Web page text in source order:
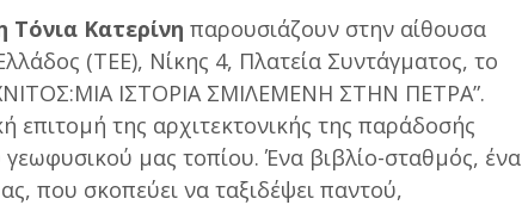
Τόνια Κατερίνηπαρουσιάζουν στην αίθουσα
(ΤΕΕ), Νίκης 4, Πλατεία Συντάγματος, το
ΙΣΤΟΡΙΑ ΣΜΙΛΕΜΕΝΗ ΣΤΗΝ ΠΕΤΡΑ”.
επιτομή της αρχιτεκτονικής της παράδοσής
μας τοπίου. Ένα βιβλίο-σταθμός, ένα
που σκοπεύει να ταξιδέψει παντού,